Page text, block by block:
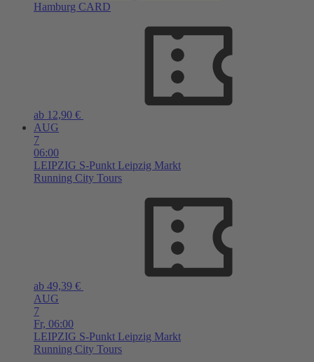
Hamburg CARD
ab 12,90 €
AUG
7
06:00
LEIPZIG S-Punkt Leipzig Markt
Running City Tours
ab 49,39 €
AUG
7
Fr, 06:00
LEIPZIG S-Punkt Leipzig Markt
Running City Tours